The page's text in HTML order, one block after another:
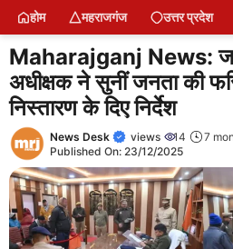
Skip
content
होम महराजगंज उत्तर प्रदेश
Maharajganj News:
अधीक्षक ने सुनीं जनता की
निस्तारण के दिए निर्देश
News Desk views 14
7
Published On: 23/12/2025